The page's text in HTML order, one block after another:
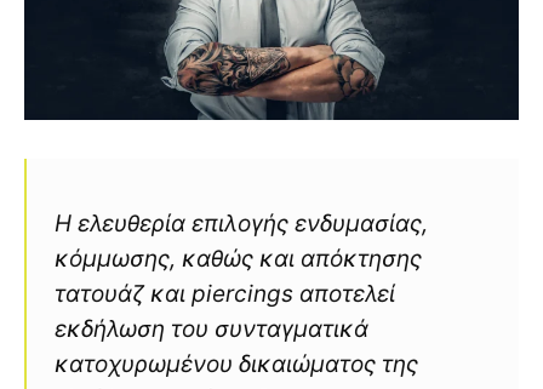
Η ελευθερία επιλογής ενδυμασίας,
κόμμωσης, καθώς και απόκτησης
τατουάζ και piercings αποτελεί
εκδήλωση του συνταγματικά
κατοχυρωμένου δικαιώματος της